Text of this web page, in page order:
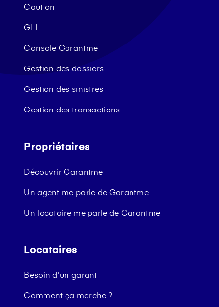
Caution
GLI
Console Garantme
Gestion des dossiers
Gestion des sinistres
Gestion des transactions
Propriétaires
Découvrir Garantme
Un agent me parle de Garantme
Un locataire me parle de Garantme
Locataires
Besoin d'un garant
Comment ça marche ?